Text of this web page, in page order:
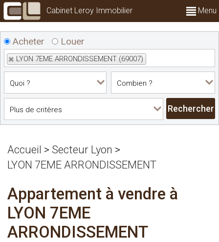
Cabinet Leroy Immobilier Menu
Acheter Louer
LYON 7EME ARRONDISSEMENT (69007)
Accueil > Secteur Lyon >
LYON 7EME ARRONDISSEMENT
Appartement à vendre à
LYON 7EME
ARRONDISSEMENT